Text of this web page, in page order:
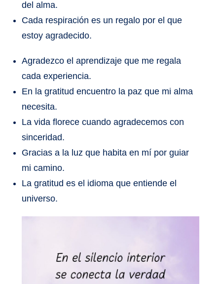
del alma.
Cada respiración es un regalo por el que
estoy agradecido.
Agradezco el aprendizaje que me regala
cada experiencia.
En la gratitud encuentro la paz que mi alma
necesita.
La vida florece cuando agradecemos con
sinceridad.
Gracias a la luz que habita en mí por guiar
mi camino.
La gratitud es el idioma que entiende el
universo.